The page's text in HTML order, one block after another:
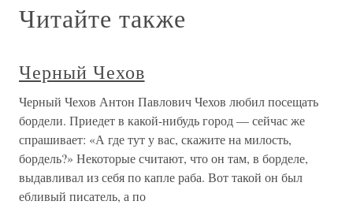
Читайте также
Черный Чехов
Черный Чехов Антон Павлович Чехов любил посещать
бордели. Приедет в какой-нибудь город — сейчас же
спрашивает: «А где тут у вас, скажите на милость,
бордель?» Некоторые считают, что он там, в борделе,
выдавливал из себя по капле раба. Вот такой он был
ебливый писатель, а по